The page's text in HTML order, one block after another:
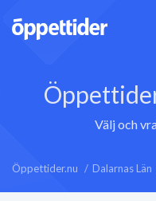
Välj och
Öppettider.nu Dalarnas Län